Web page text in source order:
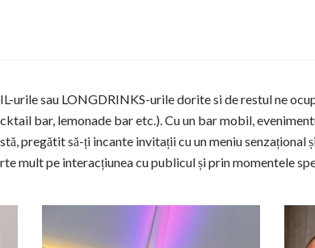
urile sau LONGDRINKS-urile dorite si de restul ne
bar, lemonade bar etc.). Cu un bar mobil,
pregătit să-ți incante invitații cu un meniu
mult pe interacțiunea cu publicul și prin momentele